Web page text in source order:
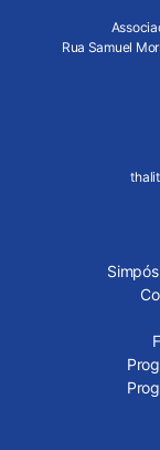
Rua Samuel